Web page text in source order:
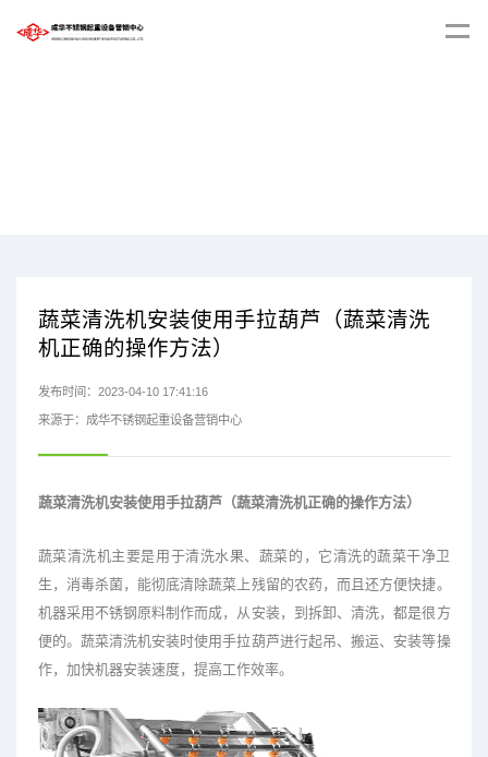
蔬菜清洗机安装使用手拉葫芦（蔬菜清洗
机正确的操作方法）
发布时间：2023-04-10 17:41:16
来源于：成华不锈钢起重设备营销中心
蔬菜清洗机安装使用手拉葫芦（蔬菜清洗机正确的操作方法）
蔬菜清洗机主要是用于清洗水果、蔬菜的，它清洗的蔬菜干净卫
生，消毒杀菌，能彻底清除蔬菜上残留的农药，而且还方便快捷。
机器采用不锈钢原料制作而成，从安装，到拆卸、清洗，都是很方
便的。蔬菜清洗机安装时使用手拉葫芦进行起吊、搬运、安装等操
作，加快机器安装速度，提高工作效率。